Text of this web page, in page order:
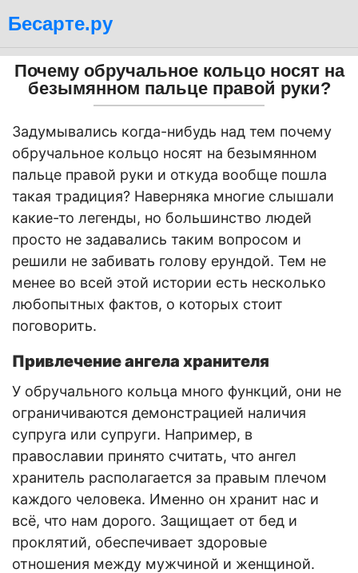
Бесарте.ру
Почему обручальное кольцо носят на
безымянном пальце правой руки?
Задумывались когда-нибудь над тем почему
обручальное кольцо носят на безымянном
пальце правой руки и откуда вообще пошла
такая традиция? Наверняка многие слышали
какие-то легенды, но большинство людей
просто не задавались таким вопросом и
решили не забивать голову ерундой. Тем не
менее во всей этой истории есть несколько
любопытных фактов, о которых стоит
поговорить.
Привлечение ангела хранителя
У обручального кольца много функций, они не
ограничиваются демонстрацией наличия
супруга или супруги. Например, в
православии принято считать, что ангел
хранитель располагается за правым плечом
каждого человека. Именно он хранит нас и
всё, что нам дорого. Защищает от бед и
проклятий, обеспечивает здоровые
отношения между мужчиной и женщиной.